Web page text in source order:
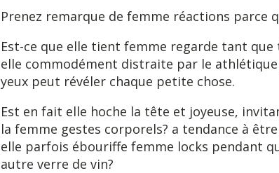
Prenez remarque de femme réactions parce
Est-ce que elle tient femme regarde tant
elle commodément distraite par le athlétique
yeux peut révéler chaque petite chose.
Est en fait elle hoche la tête et joyeuse,
la femme gestes corporels? a tendance à
elle parfois ébouriffe femme locks pendant
autre verre de vin?